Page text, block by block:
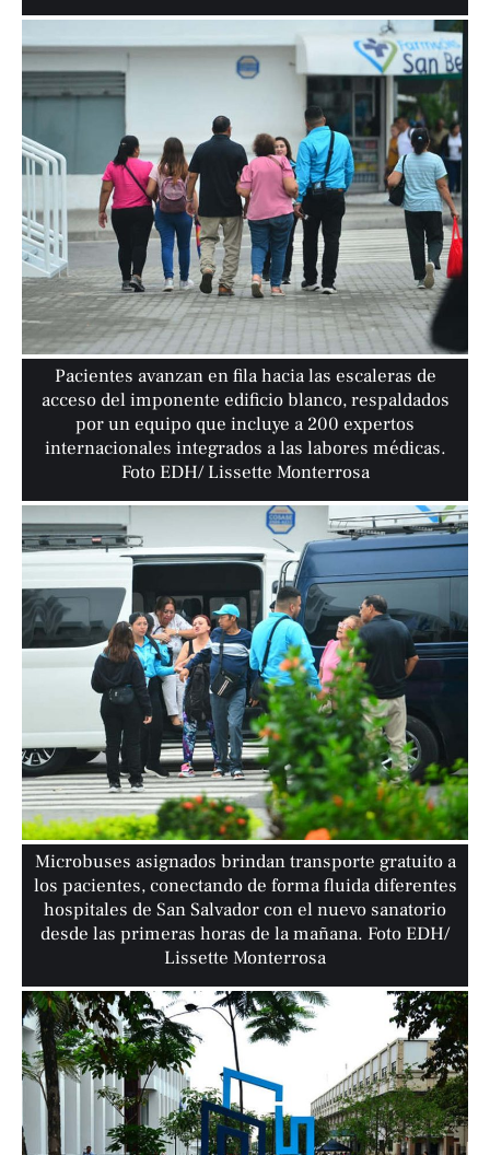
Pacientes avanzan en fila hacia las escaleras de
acceso del imponente edificio blanco, respaldados
por un equipo que incluye a 200 expertos
internacionales integrados a las labores médicas.
Foto EDH/ Lissette Monterrosa
Microbuses asignados brindan transporte gratuito a
los pacientes, conectando de forma fluida diferentes
hospitales de San Salvador con el nuevo sanatorio
desde las primeras horas de la mañana. Foto EDH/
Lissette Monterrosa